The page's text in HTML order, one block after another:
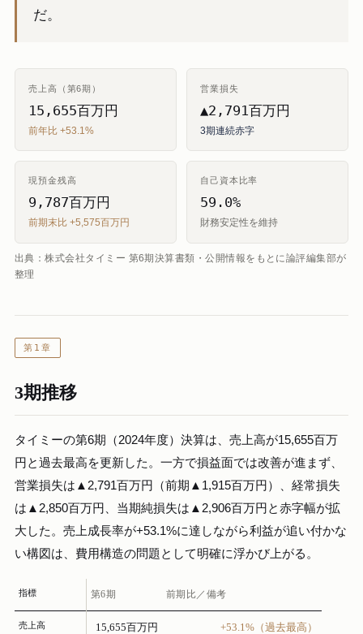
だ。
売上高（第6期）
15,655百万円
前年比 +53.1%
営業損失
▲2,791百万円
3期連続赤字
現預金残高
9,787百万円
前期末比 +5,575百万円
自己資本比率
59.0%
財務安定性を維持
出典：株式会社タイミー 第6期決算書類・公開情報をもとに論評編集部が
整理
第1章
3期推移
タイミーの第6期（2024年度）決算は、売上高が15,655百万
円と過去最高を更新した。一方で損益面では改善が進まず、
営業損失は▲2,791百万円（前期▲1,915百万円）、経常損失
は▲2,850百万円、当期純損失は▲2,906百万円と赤字幅が拡
大した。売上成長率が+53.1%に達しながら利益が追い付かな
い構図は、費用構造の問題として明確に浮かび上がる。
指標 第6期 前期比／備考
売上高 15,655百万円 +53.1%（過去最高）